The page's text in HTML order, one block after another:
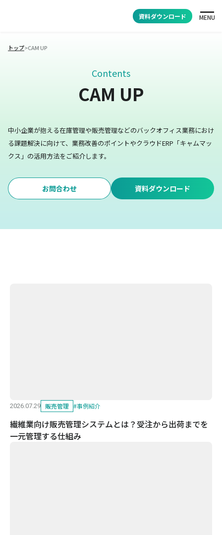
資料ダウンロード MENU
トップ>CAM UP
Contents
CAM UP
中小企業が抱える在庫管理や販売管理などのバックオフィス業務におけ
る課題解決に向けて、業務改善のポイントやクラウドERP「キャムマッ
クス」の活用方法をご紹介します。
お問合わせ 資料ダウンロード
2026.07.29 販売管理 #事例紹介
繊維業向け販売管理システムとは？受注から出荷までを
一元管理する仕組み